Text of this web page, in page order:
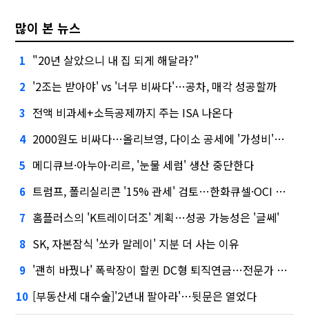
많이 본 뉴스
1 "20년 살았으니 내 집 되게 해달라?"
2 '2조는 받아야' vs '너무 비싸다'…공차, 매각 성공할까
3 전액 비과세+소득공제까지 주는 ISA 나온다
4 2000원도 비싸다…올리브영, 다이소 공세에 '가성비'로 맞불
5 메디큐브·아누아·리르, '눈물 세럼' 생산 중단한다
6 트럼프, 폴리실리콘 '15% 관세' 검토…한화큐셀·OCI 영향은?
7 홈플러스의 'K트레이더조' 계획…성공 가능성은 '글쎄'
8 SK, 자본잠식 '쏘카 말레이' 지분 더 사는 이유
9 '괜히 바꿨나' 폭락장이 할퀸 DC형 퇴직연금…전문가 조언은
10 [부동산세 대수술]'2년내 팔아라'…뒷문은 열었다